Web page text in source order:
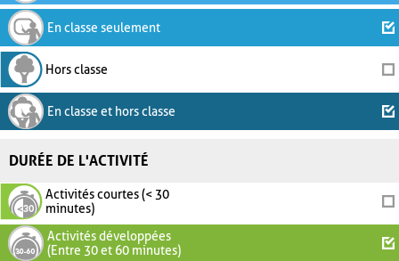
En classe seulement
Hors classe
En classe et hors classe
DURÉE DE L'ACTIVITÉ
Activités courtes (< 30
minutes)
Activités développées
(Entre 30 et 60 minutes)